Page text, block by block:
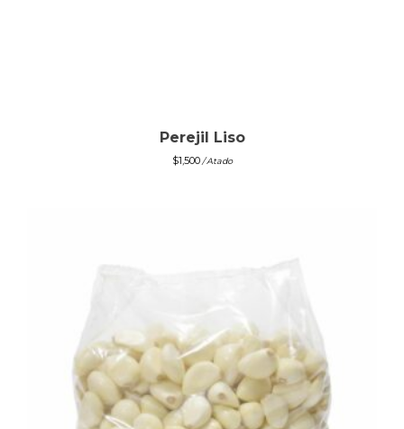
Perejil Liso
$1,500/ Atado